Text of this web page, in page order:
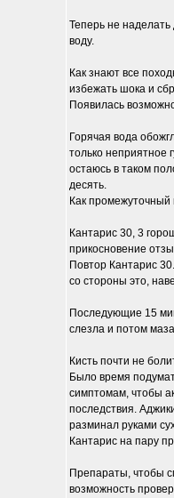
Теперь не наделать
воду.
Как знают все
избежать шока и
Появилась
Горячая вода
только неприятное
остаюсь в таком
десять.
Как промежуточный
Кантарис 30, 3
прикосновение
Повтор Кантарис
со стороны это,
Последующие 15
слезла и потом
Кисть почти не
Было время
симптомам, чтобы
последствия.
разминал руками
Кантарис на пару
Препараты, чтобы
возможность